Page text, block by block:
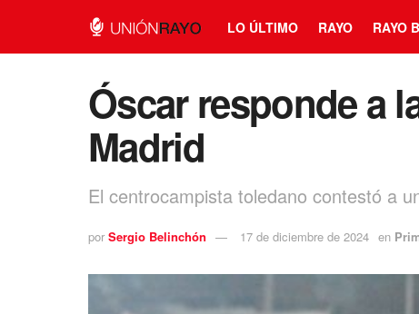
LO ÚLTIMO RAYO RAYO B
Óscar responde a
Madrid
El centrocampista toledano contestó a
por Sergio Belinchón 17 de diciembre de 2024 en